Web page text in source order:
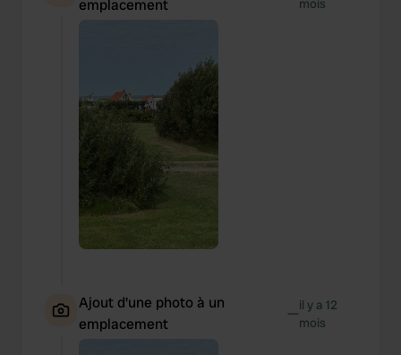
emplacement mois
Ajout d'une photo à un
emplacement
—il y a 12
mois